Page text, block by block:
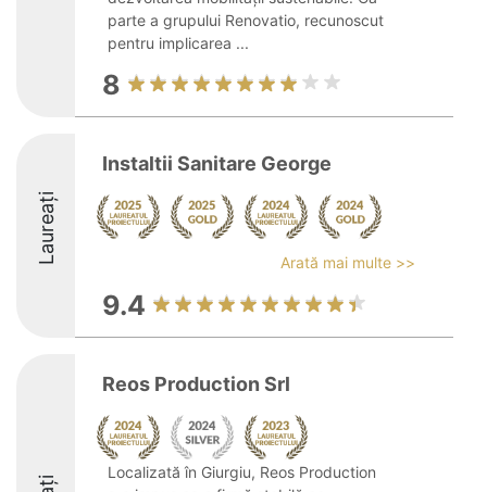
parte a grupului Renovatio, recunoscut
pentru implicarea ...
8
Laureați
Instaltii Sanitare George
Arată mai multe >>
9.4
Reos Production Srl
Localizată în Giurgiu, Reos Production